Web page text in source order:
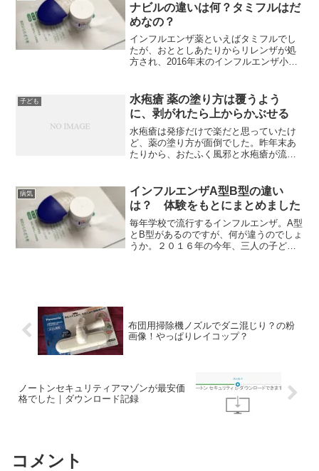
ナビルの違いは何？タミフルはだ
めなの？
インフルエンザ薬といえばタミフルでし
たが、おととしあたりからリレンザが処
方され、2016年末のインフルエンザ小規
ザ、イナビル、タミフル、違いは何？タ
ミフルってやっぱり危な...
子ども
水疱瘡 薬の塗り方は覆うよう
に、剥がれたら上からかぶせる
水疱瘡は発疹だけで楽だと思っていたけ
ど、薬の塗り方が面倒でした。昨年末あ
たりから、おたふく風邪と水疱瘡が流行
らってきました。予防接種をしていなか
ったし、小学校のうちにな...
病気
インフルエンザA型B型の違い
は？ 体験をもとにまとめました
毎年学校で流行するインフルエンザ。A型
とB型があるのですが、何が違うのでしょ
うか。２０１６年の今年、三人の子ども
布団用掃除機ノズルでダニ混じり？の粉
画像！やっぱりレイコップ？
ノートンセキュリティアマゾンが最安価
格でした｜ダウンロード記録
コメント